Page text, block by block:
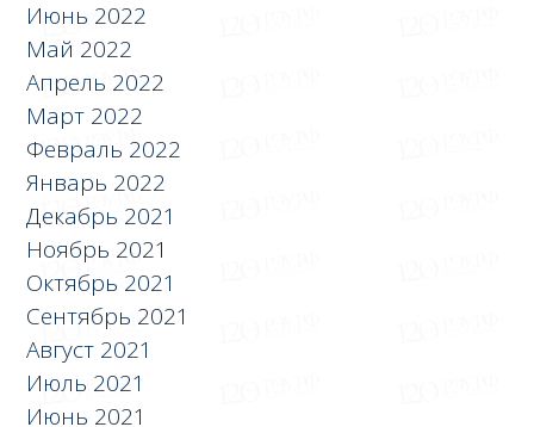
Июнь 2022
Май 2022
Апрель 2022
Март 2022
Февраль 2022
Январь 2022
Декабрь 2021
Ноябрь 2021
Октябрь 2021
Сентябрь 2021
Август 2021
Июль 2021
Июнь 2021